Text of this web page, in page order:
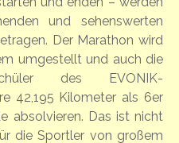
und sehenswerten
Der Marathon wird
umgestellt und auch die
des EVONIK-
42,195 Kilometer als 6er
absolvieren. Das ist nicht
die Sportler von großem